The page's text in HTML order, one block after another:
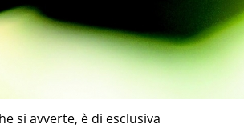
si avverte, è di esclusiva